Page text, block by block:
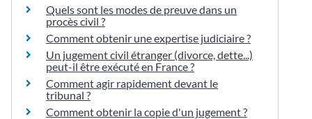
Quels sont les modes de preuve dans un
procès civil ?
Comment obtenir une expertise judiciaire ?
Un jugement civil étranger (divorce, dette...)
peut-il être exécuté en France ?
Comment agir rapidement devant le
tribunal ?
Comment obtenir la copie d'un jugement ?